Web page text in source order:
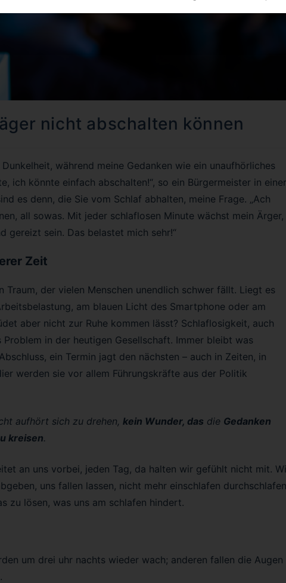
nicht abschalten können
während meine Gedanken wie ein unaufhörliches
ich könnte einfach abschalten!“, so ein Bürgermeister in einer
es denn, die Sie vom Schlaf abhalten, meine Frage. „Ach
all sowas. Mit jeder schlaflosen Minute wächst mein Ärger,
gereizt sein. Das belastet mich sehr!“
Zeit
Traum, der vielen Menschen unendlich schwer fällt. Liegt es
am blauen Licht des Smartphone oder am
aber nicht zur Ruhe kommen lässt? Schlaflosigkeit, auch
in der heutigen Gesellschaft. Immer bleibt was
ein Termin jagt den nächsten – auch in Zeiten, in
werden sie vor allem Führungskräfte aus der Politik
aufhört sich zu drehen, kein Wunder, das die Gedanken
kreisen.
an uns vorbei, jeden Tag, da halten wir gefühlt nicht mit.
uns fallen lassen, nicht mehr einschlafen
zu lösen, was uns am schlafen hindert.
um drei uhr nachts wieder wach; anderen fallen die Augen